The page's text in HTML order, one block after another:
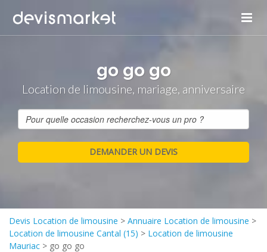
go go go
Location de limousine, mariage, anniversaire
Devis Location de limousine > Annuaire Location de limousine >
Location de limousine Cantal (15) > Location de limousine
Mauriac > go go go